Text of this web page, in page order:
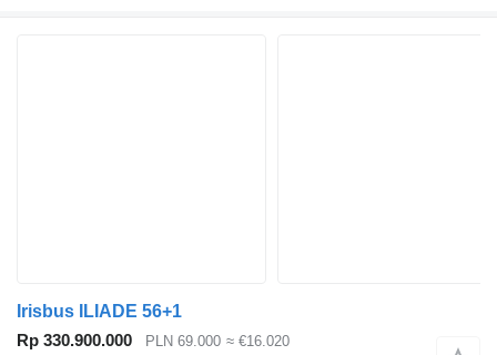
Irisbus ILIADE 56+1
Rp 330.900.000
PLN 69.000 ≈ €16.020